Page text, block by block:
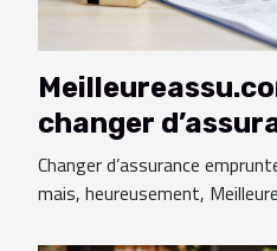
changer
emprunteur en
Changer d’assurance
mais, heureusement,